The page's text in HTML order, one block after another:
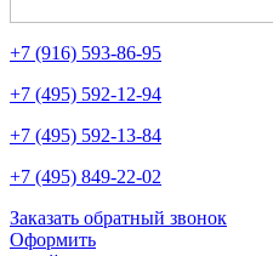
+7 (916) 593-86-95
+7 (495) 592-12-94
+7 (495) 592-13-84
+7 (495) 849-22-02
Заказать обратный звонок
Оформить